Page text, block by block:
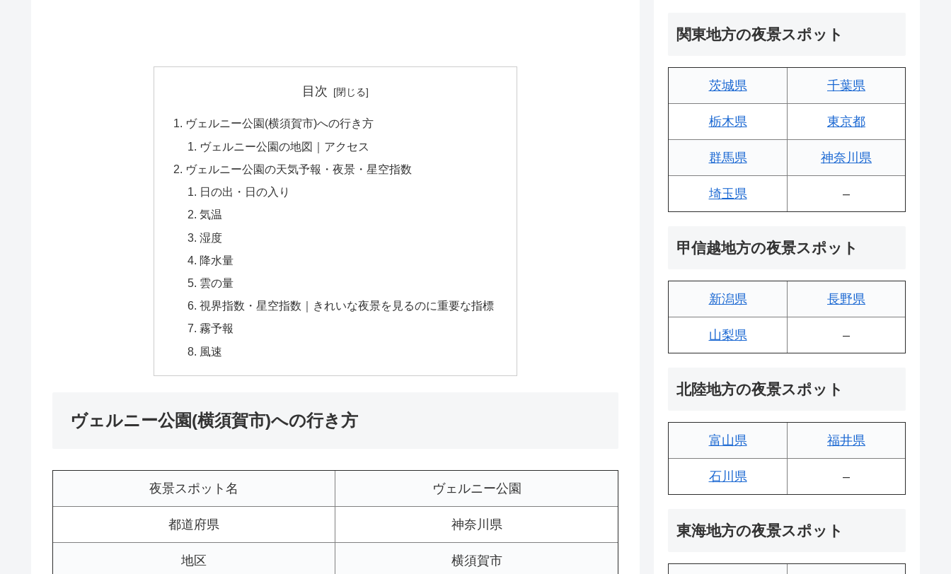
目次
ヴェルニー公園(横須賀市)への行き方
ヴェルニー公園の地図｜アクセス
ヴェルニー公園の天気予報・夜景・星空指数
日の出・日の入り
気温
湿度
降水量
雲の量
視界指数・星空指数｜きれいな夜景を見るのに重要な指標
霧予報
風速
ヴェルニー公園(横須賀市)への行き方
夜景スポット名 ヴェルニー公園
都道府県 神奈川県
地区 横須賀市
関東地方の夜景スポット
茨城県 千葉県
栃木県 東京都
群馬県 神奈川県
埼玉県 –
甲信越地方の夜景スポット
新潟県 長野県
山梨県 –
北陸地方の夜景スポット
富山県 福井県
石川県 –
東海地方の夜景スポット